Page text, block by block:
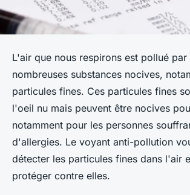
L'air que nous respirons est pollué par
nombreuses substances nocives,
particules fines. Ces particules fines
l'oeil nu mais peuvent être nocives
notamment pour les personnes
d'allergies. Le voyant anti-pollution
détecter les particules fines dans l'air
protéger contre elles.